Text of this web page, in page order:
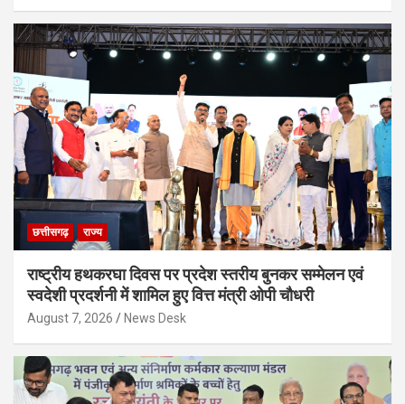
छत्तीसगढ़ राज्य
राष्ट्रीय हथकरघा दिवस पर प्रदेश स्तरीय बुनकर सम्मेलन एवं
स्वदेशी प्रदर्शनी में शामिल हुए वित्त मंत्री ओपी चौधरी
August 7, 2026 News Desk